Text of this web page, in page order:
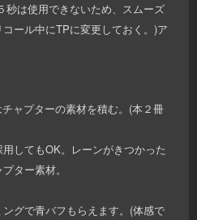
秒は使用できないため、スムーズ
ール中にTPに変更しておく。)ア
ャプターの素材を積む。(本２冊
してもOK。レーンがきつかった
ター素材。
グで青バフもらえます。(体感で